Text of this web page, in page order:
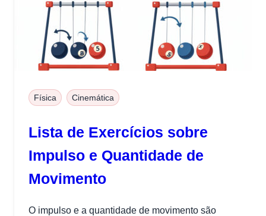
Física Cinemática
Lista de Exercícios sobre
Impulso e Quantidade de
Movimento
O impulso e a quantidade de movimento são